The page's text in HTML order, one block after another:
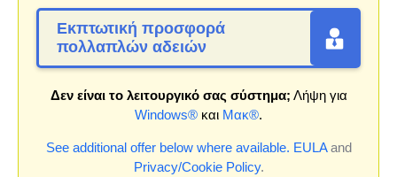
Εκπτωτική προσφορά
πολλαπλών αδειών
Δεν είναι το λειτουργικό σας σύστημα; Λήψη για
Windows® και Μακ®.
See additional offer below where available. EULAand
Privacy/Cookie Policy.